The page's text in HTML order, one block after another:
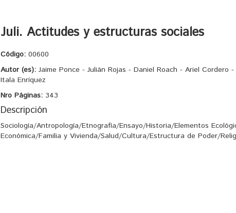
Juli. Actitudes y estructuras sociales
Código: 00600
Autor (es): Jaime Ponce - Julián Rojas - Daniel Roach - Ariel Cordero
Itala Enríquez
Nro Páginas: 343
Descripción
Sociología/Antropología/Etnografía/Ensayo/Historia/Elementos
Económica/Familia y Vivienda/Salud/Cultura/Estructura de Poder/